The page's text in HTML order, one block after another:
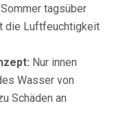
tagsüber
die Luftfeuchtigkeit
Nur innen
Wasser von
Schäden an